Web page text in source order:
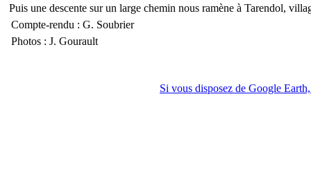
Puis une descente sur un large chemin nous ramène à Tarendol,
Compte-rendu : G. Soubrier
Photos : J. Gourault
Si vous disposez de Google